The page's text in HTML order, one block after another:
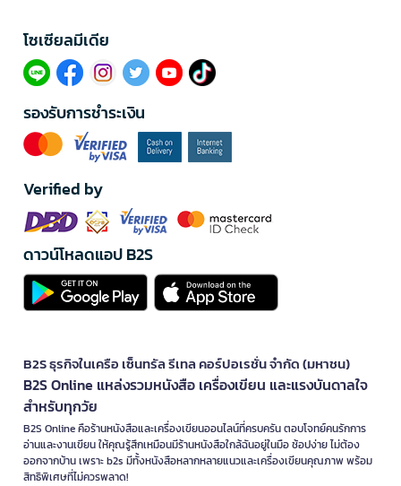
โซเซียลมีเดีย​
รองรับการชำระเงิน
Verified by
ดาวน์โหลดแอป B2S
B2S ธุรกิจในเครือ เซ็นทรัล รีเทล คอร์ปอเรชั่น จำกัด (มหาชน)
B2S Online แหล่งรวมหนังสือ เครื่องเขียน และแรงบันดาลใจ
สำหรับทุกวัย
B2S Online คือร้านหนังสือและเครื่องเขียนออนไลน์ที่ครบครัน ตอบโจทย์คนรักการ
อ่านและงานเขียน ให้คุณรู้สึกเหมือนมีร้านหนังสือใกล้ฉันอยู่ในมือ ช้อปง่าย ไม่ต้อง
ออกจากบ้าน เพราะ b2s มีทั้งหนังสือหลากหลายแนวและเครื่องเขียนคุณภาพ พร้อม
สิทธิพิเศษที่ไม่ควรพลาด!